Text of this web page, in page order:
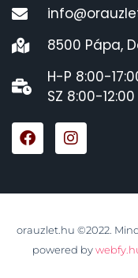
8500 Pápa,
H-P 8:00-
SZ 8:00-12:00
orauzlet.hu ©2022.
powered by